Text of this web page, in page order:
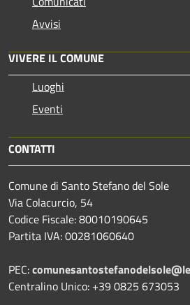
Avvisi
VIVERE IL COMUNE
Luoghi
Eventi
CONTATTI
Comune di Santo Stefano del Sole
Via Colacurcio, 54
Codice Fiscale: 80010190645
Partita IVA: 00281060640
PEC:
Centralino Unico: +39 0825 673053